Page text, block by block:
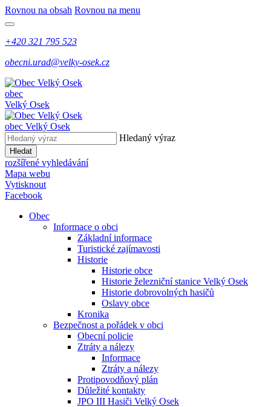
Rovnou na obsah Rovnou na menu
+420 321 795 523
obecni.urad@velky-osek.cz
obec
Velký Osek
obec Velký Osek
Hledaný výraz
Hledat
rozšířené vyhledávání
Mapa webu
Vytisknout
Facebook
Obec
Informace o obci
Základní informace
Turistické zajímavosti
Historie
Historie obce
Historie železniční stanice Velký Osek
Historie dobrovolných hasičů
Oslavy obce
Kronika
Bezpečnost a pořádek v obci
Obecní policie
Ztráty a nálezy
Informace
Ztráty a nálezy
Protipovodňový plán
Důležité kontakty
JPO III Hasiči Velký Osek